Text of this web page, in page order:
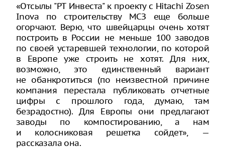
«Отсылы "РТ Инвеста" к проекту с Hitachi Zosen
Inova по строительству МСЗ еще больше
огорчают. Верю, что швейцарцы очень хотят
построить в России не меньше 100 заводов
по своей устаревшей технологии, по которой
в Европе уже строить не хотят. Для них,
возможно, это единственный вариант
не обанкротиться (по неизвестной причине
компания перестала публиковать отчетные
цифры с прошлого года, думаю, там
безрадостно). Для Европы они предлагают
заводы по компостированию, а нам
и колосниковая решетка сойдет», —
рассказала она.